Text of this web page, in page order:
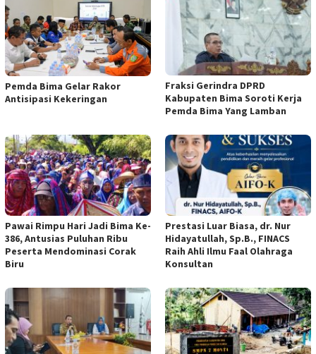
Pemda Bima Gelar Rakor
Antisipasi Kekeringan
Fraksi Gerindra DPRD
Kabupaten Bima Soroti Kerja
Pemda Bima Yang Lamban
Pawai Rimpu Hari Jadi Bima Ke-
386, Antusias Puluhan Ribu
Peserta Mendominasi Corak
Biru
Prestasi Luar Biasa, dr. Nur
Hidayatullah, Sp.B., FINACS
Raih Ahli Ilmu Faal Olahraga
Konsultan